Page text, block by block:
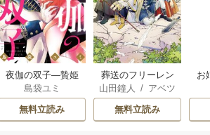
夜伽の双子―贄姫
は二人の王子に愛
される―
島袋ユミ
無料立読み
葬送のフリーレン
山田鐘人 / アベツ
カサ
無料立読み
お